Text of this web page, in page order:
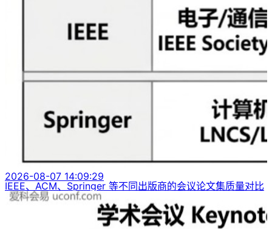
2026-08-07 14:09:29
IEEE、ACM、Springer 等不同出版商的会议论文集质量对比